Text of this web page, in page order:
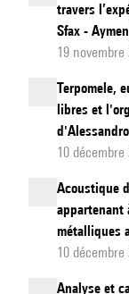
travers
Sfax -
19
Terpomele,
libres et
d'Alessandro
10
Acoustique
appartenant
métalliques
10
Analyse et